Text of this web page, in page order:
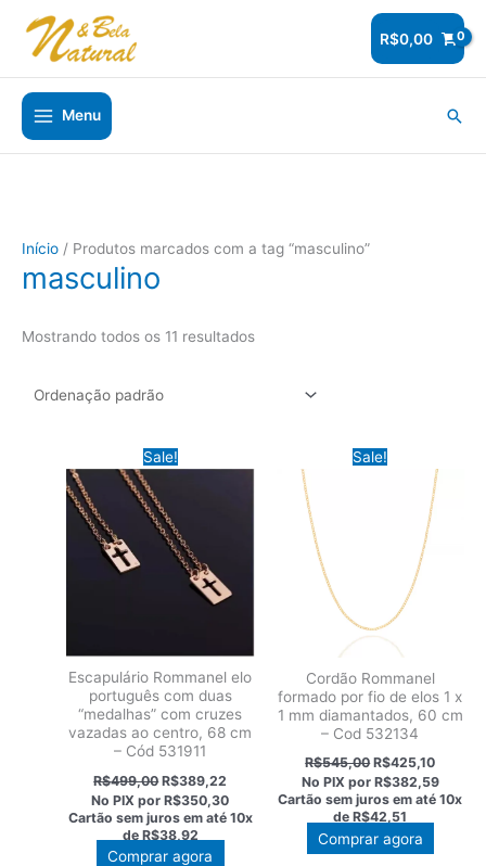
para
conteúdo
R$0,00
Menu
Início / Produtos marcados com a tag “masculino”
masculino
Mostrando todos os 11 resultados
Sale!
Escapulário Rommanel elo
português com duas
“medalhas” com cruzes
vazadas ao centro, 68 cm
– Cód 531911
R$499,00O
preço
original
era:
R$499,00.
R$389,22
preço
atual
é:
No PIX porR$350,30
Cartão sem juros em até 10x
deR$38,92
Comprar agora
Sale!
Cordão Rommanel
formado por fio de elos 1 x
1 mm diamantados, 60 cm
– Cod 532134
R$545,00O
preço
original
era:
R$545,00.
R$425,10O
preço
atual
é:
No PIX por R$382,59
Cartão sem juros em até10x
de R$42,51
Comprar agora